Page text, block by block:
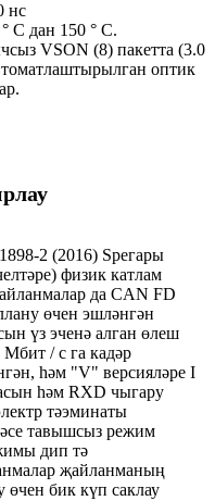
нс
C дан 150 ° C.
VSON (8) пакетта (3.0
оптик
2 (2016) Speгары
физик катлам
да CAN FD
өчен эшләнгән
үз эченә алган өлеш
/ с га кадәр
һәм "V" версияләре I
һәм RXD чыгару
тәэминаты
тавышсыз режим
дип тә
җайланманың
бик күп саклау